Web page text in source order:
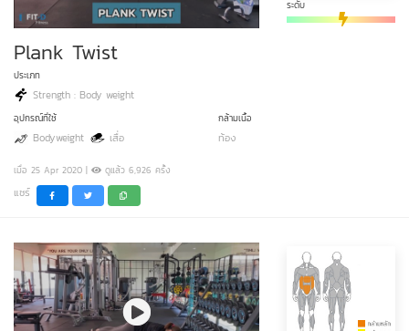
ระดับ
Plank Twist
ประเภท
Strength : Body weight
อุปกรณ์ที่ใช้
Bodyweight เสื่อ
กล้ามเนื้อ
ท้อง
เมื่อ 25 Apr 2020 | ดูแล้ว 6,926 ครั้ง
แชร์